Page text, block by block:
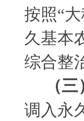
按照“
久基本
综合整
（
调入永